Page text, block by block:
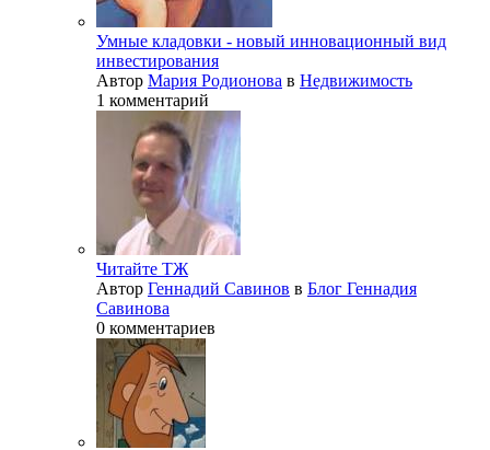
Умные кладовки - новый инновационный вид
инвестирования
Автор Мария Родионова в Недвижимость
1 комментарий
Читайте ТЖ
Автор Геннадий Савинов в Блог Геннадия
Савинова
0 комментариев